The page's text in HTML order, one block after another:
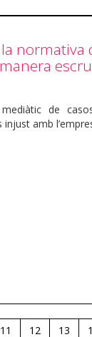
normativa
de
injust amb
11 12 13